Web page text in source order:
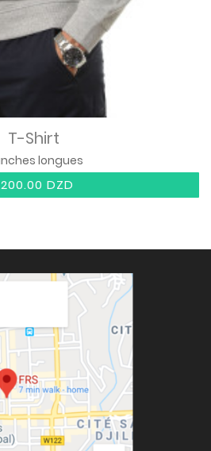
T-Shirt
longues
DZD